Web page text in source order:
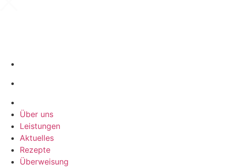
Über uns
Leistungen
Aktuelles
Rezepte
Überweisung